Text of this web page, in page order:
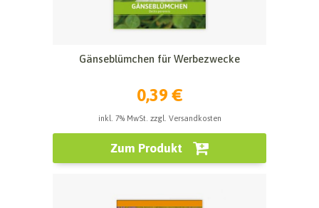
Gänseblümchen für Werbezwecke
0,39 €
inkl. 7% MwSt. zzgl. Versandkosten
Zum Produkt